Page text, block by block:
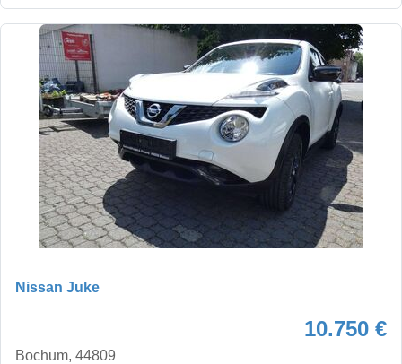
Nissan Juke
10.750 €
Bochum, 44809